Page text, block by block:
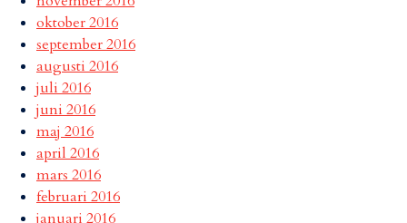
oktober 2016
september 2016
augusti 2016
juli 2016
juni 2016
maj 2016
april 2016
mars 2016
februari 2016
januari 2016